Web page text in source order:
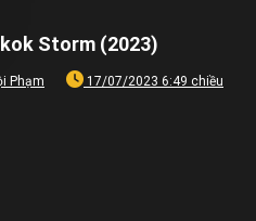
Storm (2023)
Phạm 17/07/2023 6:49 chiều